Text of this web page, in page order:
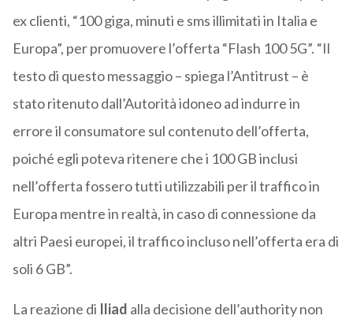
ex clienti, “100 giga, minuti e sms illimitati in Italia e
Europa”, per promuovere l’offerta “Flash 100 5G”. “Il
testo di questo messaggio – spiega l’Antitrust – è
stato ritenuto dall’Autorità idoneo ad indurre in
errore il consumatore sul contenuto dell’offerta,
poiché egli poteva ritenere che i 100 GB inclusi
nell’offerta fossero tutti utilizzabili per il traffico in
Europa mentre in realtà, in caso di connessione da
altri Paesi europei, il traffico incluso nell’offerta era di
soli 6 GB”.
La reazione di Iliad alla decisione dell’authority non